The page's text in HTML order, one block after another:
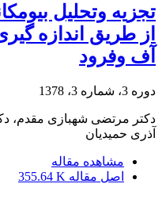
تجزیه وتحلیل
از طریق اندازه
آف وفرود
دوره 3، شماره 3، 1378
دکتر مرتضی شهبازی مقدم،
آذری حمیدیان
مشاهده مقاله
اصل مقاله 355.64 K